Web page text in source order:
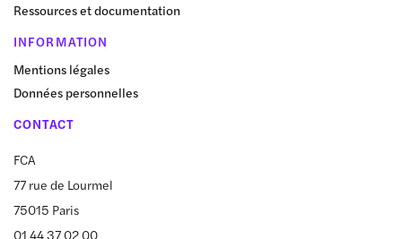
Ressources et documentation
INFORMATION
Mentions légales
Données personnelles
CONTACT
FCA
77 rue de Lourmel
75015 Paris
01 44 37 02 00